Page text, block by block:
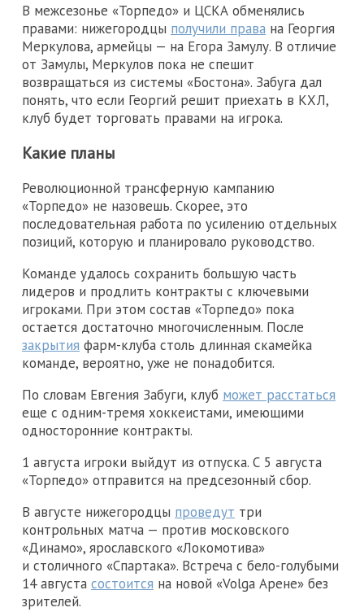
В межсезонье «Торпедо» и ЦСКА обменялись
правами: нижегородцы получили права на Георгия
Меркулова, армейцы — на Егора Замулу. В отличие
от Замулы, Меркулов пока не спешит
возвращаться из системы «Бостона». Забуга дал
понять, что если Георгий решит приехать в КХЛ,
клуб будет торговать правами на игрока.
Какие планы
Революционной трансферную кампанию
«Торпедо» не назовешь. Скорее, это
последовательная работа по усилению отдельных
позиций, которую и планировало руководство.
Команде удалось сохранить большую часть
лидеров и продлить контракты с ключевыми
игроками. При этом состав «Торпедо» пока
остается достаточно многочисленным. После
закрытия фарм-клуба столь длинная скамейка
команде, вероятно, уже не понадобится.
По словам Евгения Забуги, клуб может расстаться
еще с одним-тремя хоккеистами, имеющими
односторонние контракты.
1 августа игроки выйдут из отпуска. С 5 августа
«Торпедо» отправится на предсезонный сбор.
В августе нижегородцы проведут три
контрольных матча — против московского
«Динамо», ярославского «Локомотива»
и столичного «Спартака». Встреча с бело-голубыми
14 августа состоится на новой «Volga Арене» без
зрителей.